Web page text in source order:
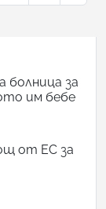
болница за
им бебе
от ЕС за